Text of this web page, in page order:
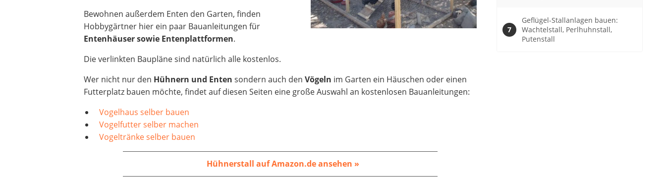
Bewohnen außerdem Enten den Garten, finden
Hobbygärtner hier ein paar Bauanleitungen für
Entenhäuser sowie Entenplattformen.
Die verlinkten Baupläne sind natürlich alle kostenlos.
Wer nicht nur den Hühnern und Enten sondern auch denVögeln im Garten ein Häuschen oder einen
Futterplatz bauen möchte, findet auf diesen Seiten eine große Auswahl an kostenlosen Bauanleitungen:
Vogelhaus selber bauen
Vogelfutter selber machen
Vogeltränke selber bauen
Hühnerstall auf Amazon.de ansehen »
Geflügel-Stallanlagen bauen:
Wachtelstall, Perlhuhnstall,
Putenstall